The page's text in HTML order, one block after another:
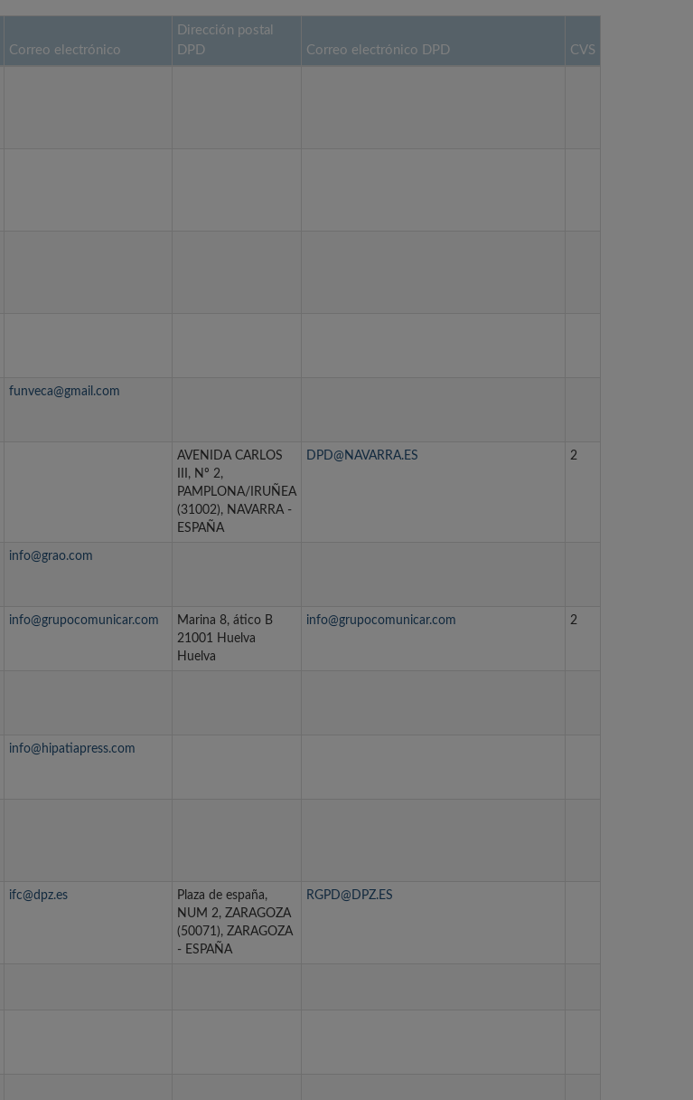
Correo electrónico
Dirección postal
DPD
Correo electrónico DPD CVS
funveca@gmail.com
AVENIDA CARLOS
III, Nº 2,
PAMPLONA/IRUÑEA
(31002), NAVARRA -
ESPAÑA
DPD@NAVARRA.ES 2
info@grao.com
info@grupocomunicar.com
Marina 8, ático B
21001 Huelva
Huelva
info@grupocomunicar.com 2
info@hipatiapress.com
ifc@dpz.es
Plaza de españa,
NUM 2, ZARAGOZA
(50071), ZARAGOZA
- ESPAÑA
RGPD@DPZ.ES